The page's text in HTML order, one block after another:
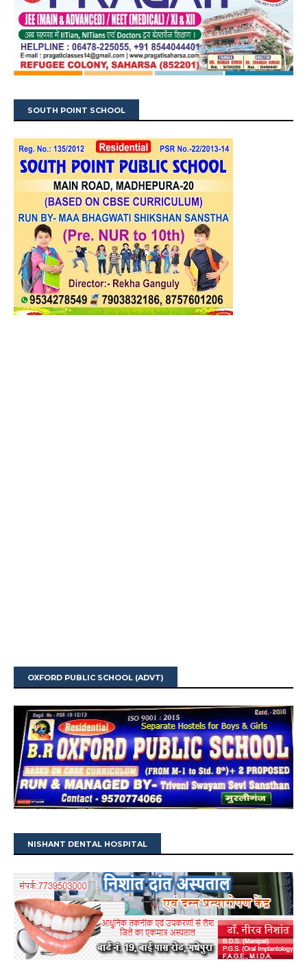
SOUTH POINT SCHOOL
OXFORD PUBLIC SCHOOL (ADVT)
NISHANT DENTAL HOSPITAL